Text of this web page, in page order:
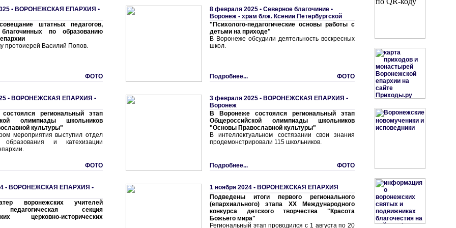
• ВОРОНЕЖСКАЯ ЕПАРХИЯ •
штатных педагогов,
по образованию
протоиерей Василий Попов.
ФОТО
• ВОРОНЕЖСКАЯ ЕПАРХИЯ •
региональный этап
олимпиады школьников
культуры"
мероприятия выступил отдел
образования и катехизации
ФОТО
• ВОРОНЕЖСКАЯ ЕПАРХИЯ •
воронежских учителей
секция
церковно-исторических
8 февраля 2025 • Северное благочиние •
Воронеж • храм блж. Ксении Петербургской
"Психолого-педагогические основы работы с
детьми на приходе"
В Воронеже обсудили деятельность воскресных
школ.
Подробнее... ФОТО
3 февраля 2025 • ВОРОНЕЖСКАЯ ЕПАРХИЯ •
Воронеж
В Воронеже состоялся региональный этап
Общероссийской олимпиады школьников
"Основы Православной культуры"
В интеллектуальном состязании свои знания
продемонстрировали 115 школьников.
Подробнее... ФОТО
1 ноября 2024 • ВОРОНЕЖСКАЯ ЕПАРХИЯ
Подведены итоги первого регионального
(епархиального) этапа XX Международного
конкурса детского творчества "Красота
Божьего мира"
Региональный этап проводился с 1 августа по 20